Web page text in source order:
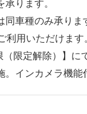
ります。
車種のみ承りま
用いただけます
限定解除）】に
インカメラ機能